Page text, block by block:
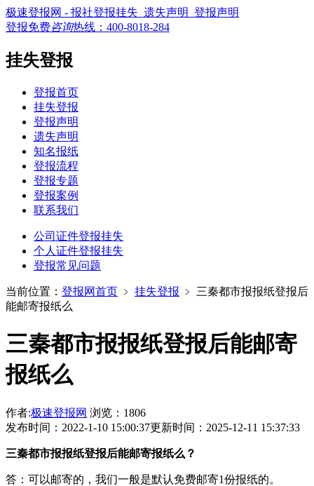
极速登报网 - 报社登报挂失_遗失声明_登报声明
登报免费咨询热线： 400-8018-284
挂失登报
登报首页
挂失登报
登报声明
遗失声明
知名报纸
登报流程
登报专题
登报案例
联系我们
公司证件登报挂失
个人证件登报挂失
登报常见问题
当前位置： 登报网首页 ﹥ 挂失登报 ﹥ 三秦都市报报纸登报后
能邮寄报纸么
三秦都市报报纸登报后能邮寄
报纸么
作者:极速登报网 浏览：1806
发布时间：2022-1-10 15:00:37更新时间：2025-12-11 15:37:33
三秦都市报报纸登报后能邮寄报纸么？
答：可以邮寄的，我们一般是默认免费邮寄1份报纸的。